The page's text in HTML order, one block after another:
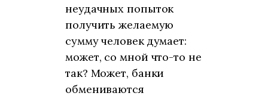
неудачных попыток
получить желаемую
сумму человек думает:
может, со мной что-то не
так? Может, банки
обмениваются